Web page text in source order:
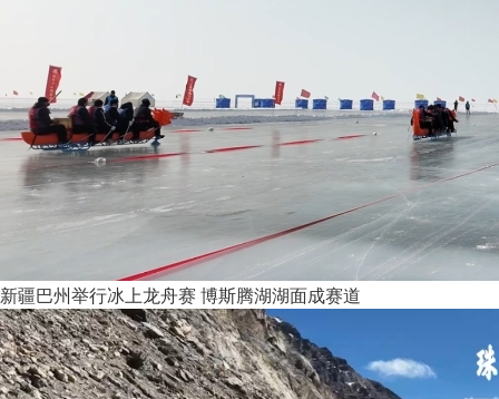
新疆巴州举行冰上龙舟赛 博斯腾湖湖面成赛道